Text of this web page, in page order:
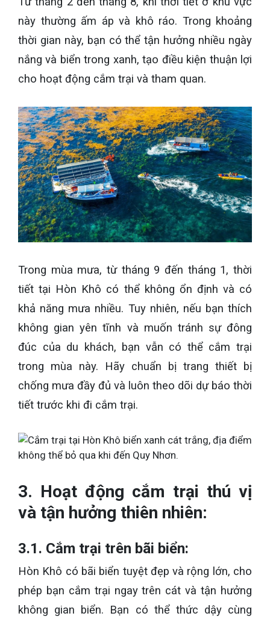
này thường ấm áp và khô ráo. Trong khoảng
thời gian này, bạn có thể tận hưởng nhiều ngày
nắng và biển trong xanh, tạo điều kiện thuận lợi
cho hoạt động cắm trại và tham quan.
Trong mùa mưa, từ tháng 9 đến tháng 1, thời
tiết tại Hòn Khô có thể không ổn định và có
khả năng mưa nhiều. Tuy nhiên, nếu bạn thích
không gian yên tĩnh và muốn tránh sự đông
đúc của du khách, bạn vẫn có thể cắm trại
trong mùa này. Hãy chuẩn bị trang thiết bị
chống mưa đầy đủ và luôn theo dõi dự báo thời
tiết trước khi đi cắm trại.
3. Hoạt động cắm trại thú vị
và tận hưởng thiên nhiên:
3.1. Cắm trại trên bãi biển:
Hòn Khô có bãi biển tuyệt đẹp và rộng lớn, cho
phép bạn cắm trại ngay trên cát và tận hưởng
không gian biển. Bạn có thể thức dậy cùng